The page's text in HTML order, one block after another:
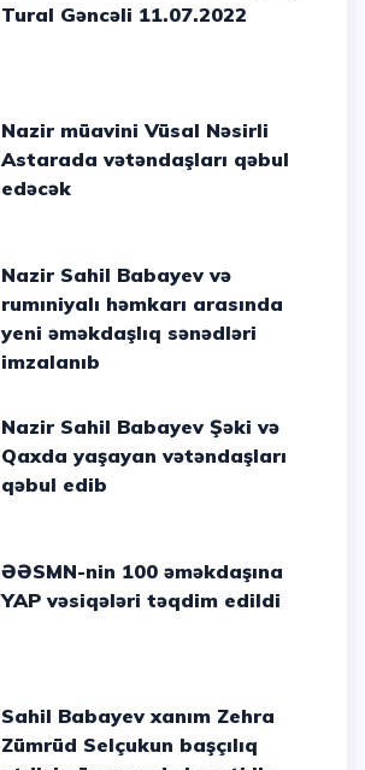
Tural Gəncəli 11.07.2022
Nazir müavini Vüsal Nəsirli
Astarada vətəndaşları qəbul
edəcək
Nazir Sahil Babayev və
rumıniyalı həmkarı arasında
yeni əməkdaşlıq sənədləri
imzalanıb
Nazir Sahil Babayev Şəki və
Qaxda yaşayan vətəndaşları
qəbul edib
ƏƏSMN-nin 100 əməkdaşına
YAP vəsiqələri təqdim edildi
Sahil Babayev xanım Zehra
Zümrüd Selçukun başçılıq